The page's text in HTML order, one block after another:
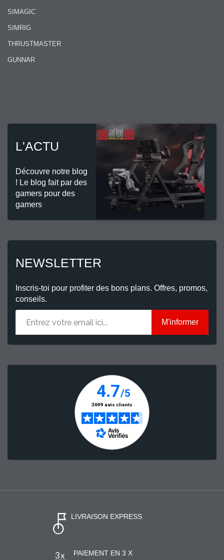
SIMAGIC
SIMRIG
THRUSTMASTER
GUNNAR
L'ACTU
Découvre notre blog
! Le blog fait par des
gamers pour des
gamers
NEWSLETTER
Inscris-toi pour profiter des bons plans. Offres, promos,
conseils.
M'informer
LIVRAISON EXPRESS
PAIEMENT EN 3 X